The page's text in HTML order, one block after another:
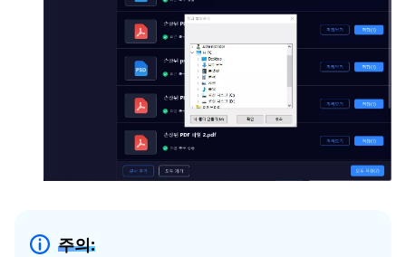
주의: